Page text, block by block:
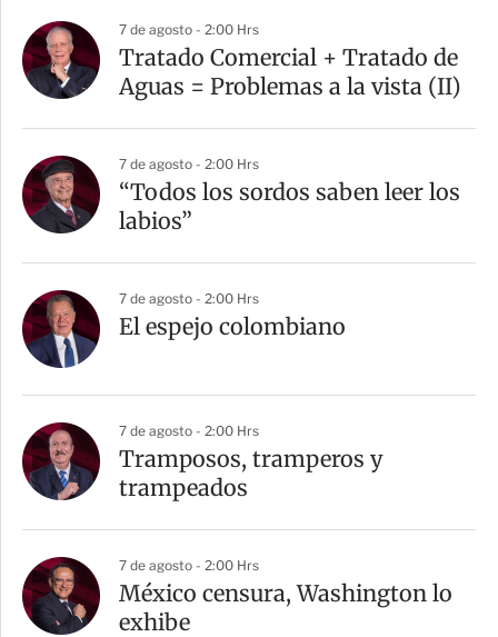
7 de agosto - 2:00 Hrs
Tratado Comercial + Tratado de
Aguas = Problemas a la vista (II)
7 de agosto - 2:00 Hrs
“Todos los sordos saben leer los
labios”
7 de agosto - 2:00 Hrs
El espejo colombiano
7 de agosto - 2:00 Hrs
Tramposos, tramperos y
trampeados
7 de agosto - 2:00 Hrs
México censura, Washington lo
exhibe